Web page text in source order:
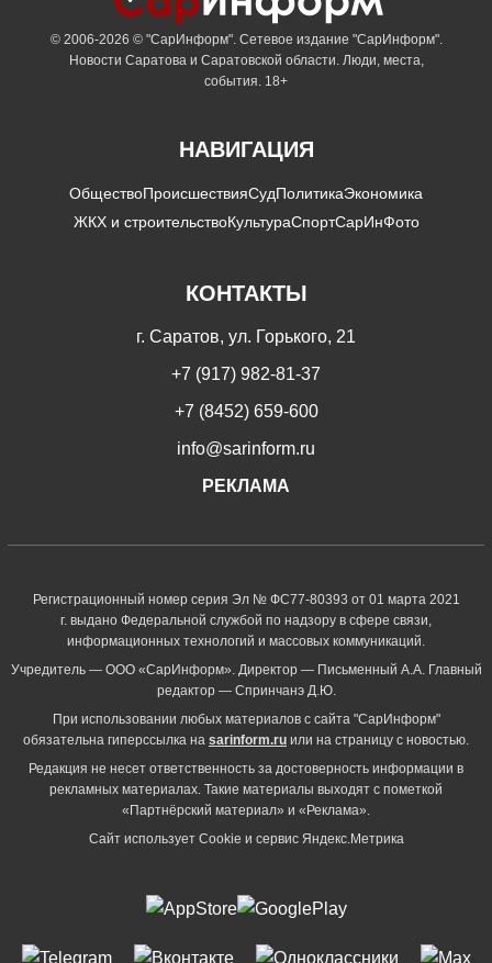
© 2006-2026 © "СарИнформ". Сетевое издание "СарИнформ".
Новости Саратова и Саратовской области. Люди, места,
события. 18+
НАВИГАЦИЯ
ОбществоПроисшествияСудПолитикаЭкономика
ЖКХ и строительствоКультураСпортСарИнФото
КОНТАКТЫ
г. Саратов, ул. Горького, 21
+7 (917) 982-81-37
+7 (8452) 659-600
info@sarinform.ru
РЕКЛАМА
Регистрационный номер серия Эл № ФС77-80393 от 01 марта 2021
г. выдано Федеральной службой по надзору в сфере связи,
информационных технологий и массовых коммуникаций.
Учредитель — ООО «СарИнформ». Директор — Письменный А.А. Главный
редактор — Спринчанэ Д.Ю.
При использовании любых материалов с сайта "СарИнформ"
обязательна гиперссылка на sarinform.ru или на страницу с новостью.
Редакция не несет ответственность за достоверность информации в
рекламных материалах. Такие материалы выходят с пометкой
«Партнёрский материал» и «Реклама».
Сайт использует Cookie и сервиc Яндекс.Метрика